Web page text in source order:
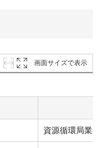
画面サイズで表示
資源循環局業